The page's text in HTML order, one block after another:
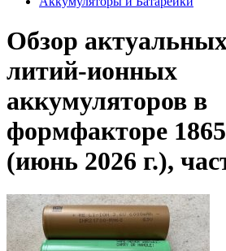
Обзор
литий-ионных
аккумуляторов в
формфакторе
(июнь 2026 г.),